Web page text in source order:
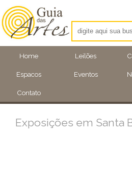
Home Leilões
Espacos Eventos
Contato
Exposições em Santa